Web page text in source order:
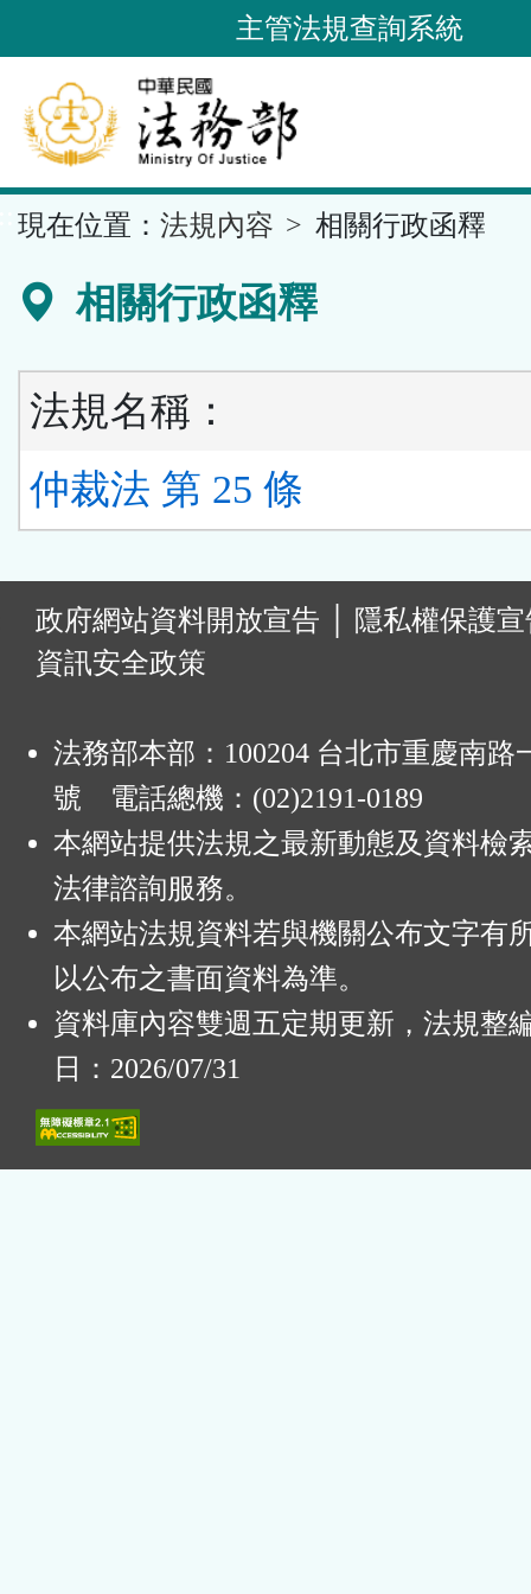
到
要
內
容
區
主管法規查詢系統
現在位置： 法規內容 相關行政函釋
相關行政函釋
法規名稱：
仲裁法 第 25 條
政府網站資料開放宣告
隱私權保護
資訊安全政策
法務部本部：100204 台北市重慶南路
號 電話總機：(02)2191-0189
本網站提供法規之最新動態及資料檢
法律諮詢服務。
本網站法規資料若與機關公布文字有
以公布之書面資料為準。
資料庫內容雙週五定期更新，法規整
日：2026/07/31